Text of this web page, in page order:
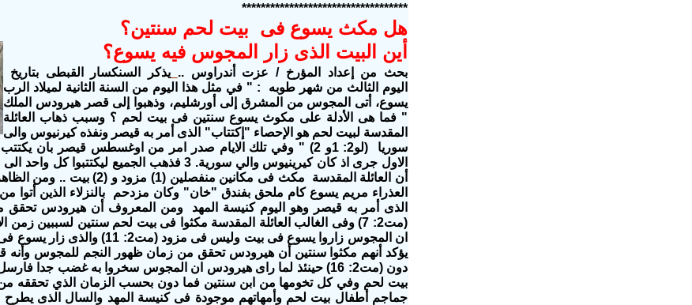
***********************************
هل مكث يسوع فى بيت لحم سنتين؟
أين البيت الذى زار المجوس فيه يسوع؟
بحث من إعداد المؤرخ / عزت أندراوس .. يذكر السنكسار القبطى بتاريخ
اليوم الثالث من شهر طوبه : " في مثل هذا اليوم من السنة الثانية لميلاد الرب
يسوع، أتى المجوس من المشرق إلى أورشليم، وذهبوا إلى قصر هيرودس الملك
" فما هى الأدلة على مكوث يسوع سنتين فى بيت لحم ؟ وسبب ذهاب العائلة
المقدسة لبيت لحم هو الإحصاء "إكتتاب" الذى أمر به قيصر ونفذه كيرنيوس والى
الاول جرى اذ كان كيرينيوس والي سورية. 3 فذهب الجميع ليكتتبوا كل واحد الى مدينته."
أن العائلة المقدسة مكث فى مكانين
العذراء مريم يسوع كام ملحق بفندق "خان" وكان مزدحم بالنزلاء الذين أتوا
الذى أمر به قيصر وهو اليوم كنيسة المهد ومن المعروف أن هيرودس
ان المجوس زاروا يسوع فى بيت وليس فى
يؤكد أنهم مكثوا سنتين أن هيرودس تحقق من زمان ظهور النجم للمجوس وأنه
دون (مت2: 16) حينئذ لما راى هيرودس ان المجوس سخروا به غضب جدا
بيت لحم وفي كل تخومها من ابن سنتين فما دون بحسب الزمان الذي تحققه
جماجم أطفال بيت لحم وأمهاتهم موجودة فى كنيسة المهد والسال الذى يطرح